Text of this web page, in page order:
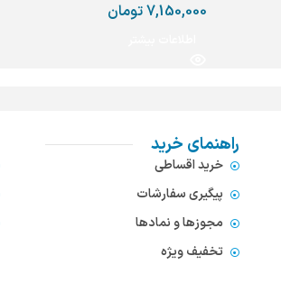
7,150,000تومان
راهنمای خرید
خرید اقساطی
پیگیری سفارشات
مجوزها و نمادها
تخفیف ویژه